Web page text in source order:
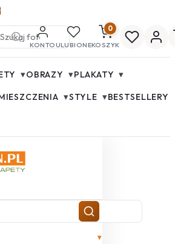
KONTOULUBIONE
0
KOSZYK
▾OBRAZY ▾PLAKATY ▾
▾STYLE ▾BESTSELLERY
▾